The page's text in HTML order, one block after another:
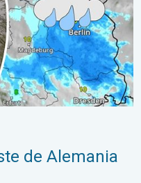
de Alemania